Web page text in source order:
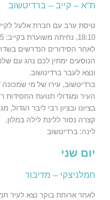
ת"א – קייב – ברדיטשוב
18:10, נחיתה משוערת בקייב: 21:25).
לאחר הסידורים הנדרשים
הנוסעים ימתין לכם נהג עם
ונצא לעבר ברדיטשוב.
ברדיטשוב, עירו של מי
העיר ומגדולי תנועת החסידות
בציונו ובציון רבי ליבר הגדול,
קצרה נסור ללינת לילה במלון.
לינה: ברדיטשוב
יום שני
חמלניצקי – מז'יבוז'
לאחר ארוחת בוקר נצא לעיר